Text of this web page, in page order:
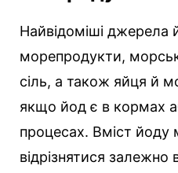
Найвідоміші
морепродукти,
сіль, а також яйця й
якщо йод є в кормах
процесах. Вміст
відрізнятися залежно